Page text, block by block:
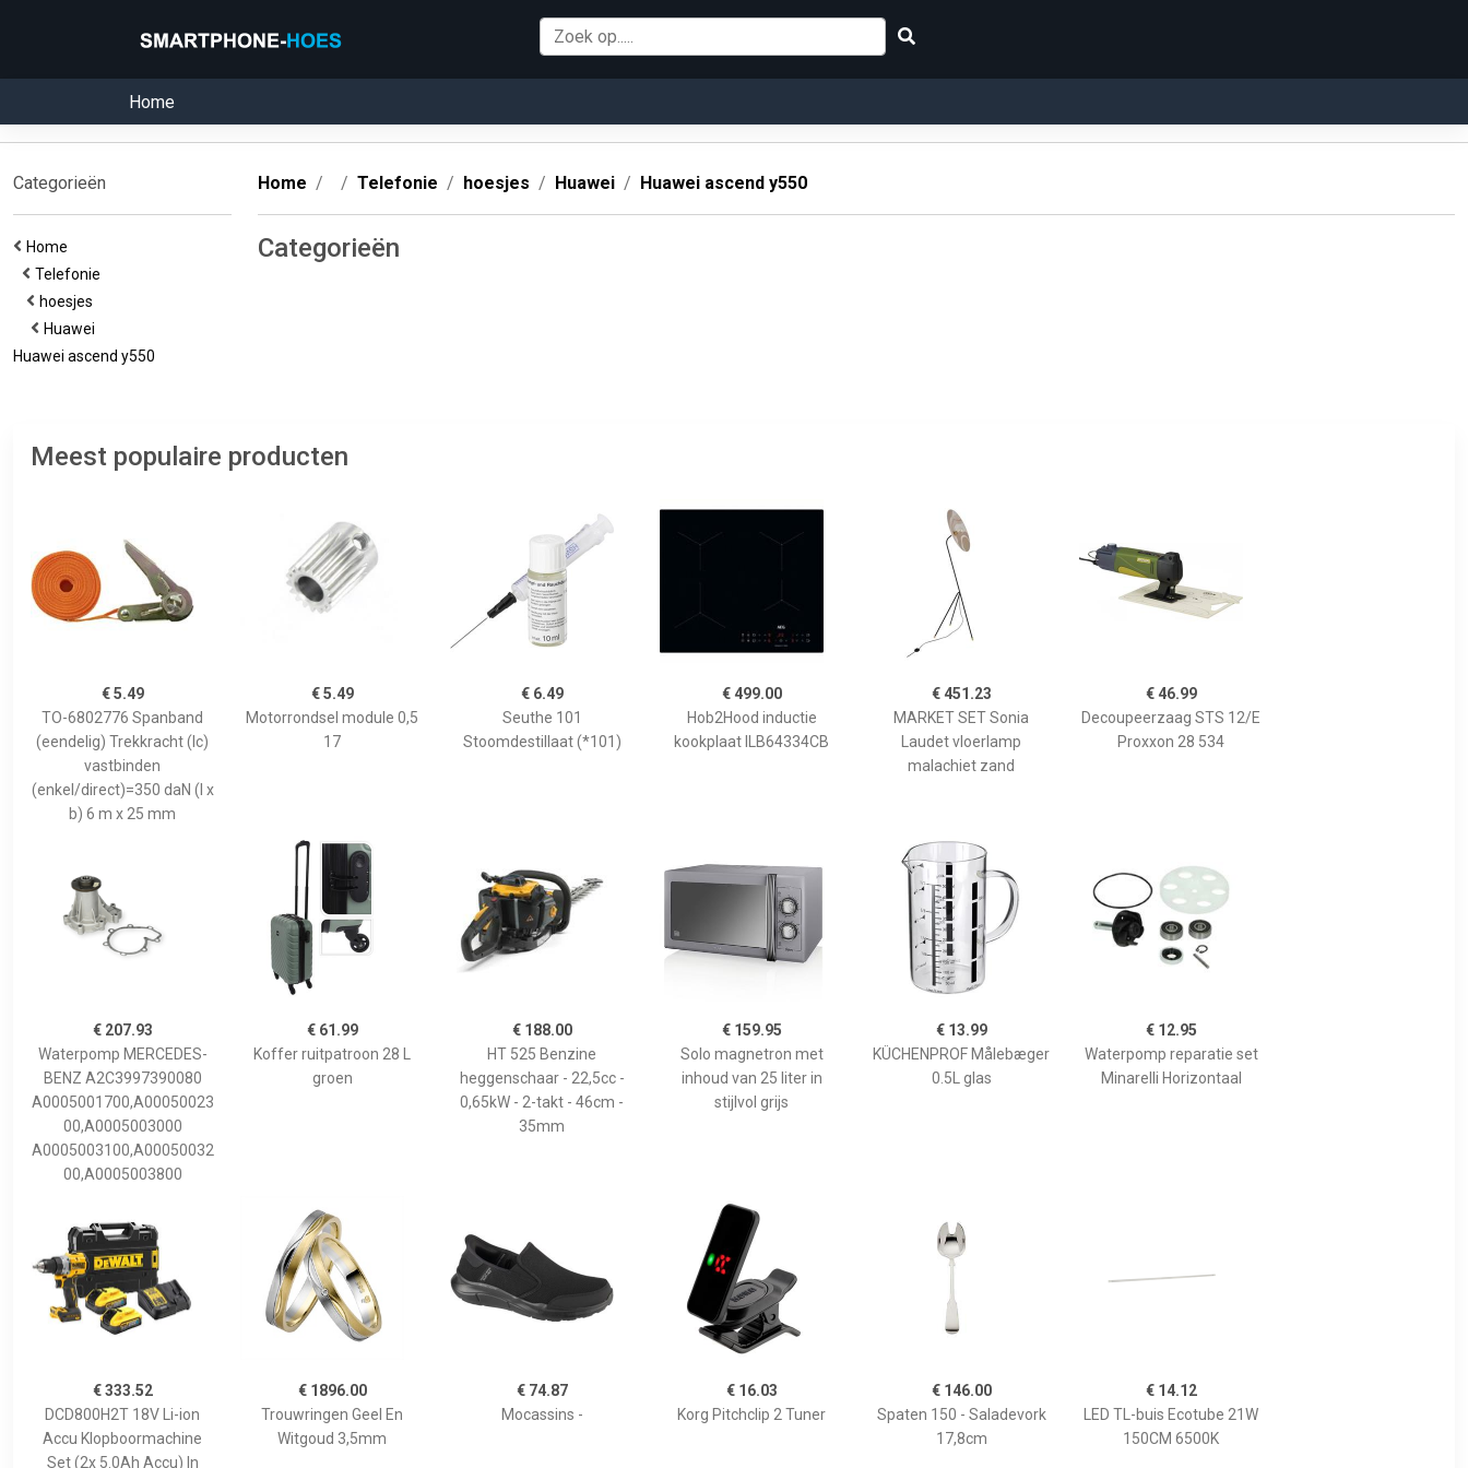
Home
Categorieën
Home
Telefonie
hoesjes
Huawei
Huawei ascend y550
Home Telefonie hoesjes Huawei Huawei ascend y550
Categorieën
Meest populaire producten
€ 5.49
TO-6802776 Spanband
(eendelig) Trekkracht (lc)
vastbinden
(enkel/direct)=350 daN (l x
b) 6 m x 25 mm
€ 5.49
Motorrondsel module 0,5
17
€ 6.49
Seuthe 101
Stoomdestillaat (*101)
€ 499.00
Hob2Hood inductie
kookplaat ILB64334CB
€ 451.23
MARKET SET Sonia
Laudet vloerlamp
malachiet zand
€ 46.99
Decoupeerzaag STS 12/E
Proxxon 28 534
€ 207.93
Waterpomp MERCEDES-
BENZ A2C3997390080
A0005001700,A00050023
00,A0005003000
A0005003100,A00050032
00,A0005003800
€ 61.99
Koffer ruitpatroon 28 L
groen
€ 188.00
HT 525 Benzine
heggenschaar - 22,5cc -
0,65kW - 2-takt - 46cm -
35mm
€ 159.95
Solo magnetron met
inhoud van 25 liter in
stijlvol grijs
€ 13.99
KÜCHENPROF Målebæger
0.5L glas
€ 12.95
Waterpomp reparatie set
Minarelli Horizontaal
€ 333.52
DCD800H2T 18V Li-ion
Accu Klopboormachine
Set (2x 5.0Ah Accu) In
€ 1896.00
Trouwringen Geel En
Witgoud 3,5mm
€ 74.87
Mocassins -
€ 16.03
Korg Pitchclip 2 Tuner
€ 146.00
Spaten 150 - Saladevork
17,8cm
€ 14.12
LED TL-buis Ecotube 21W
150CM 6500K